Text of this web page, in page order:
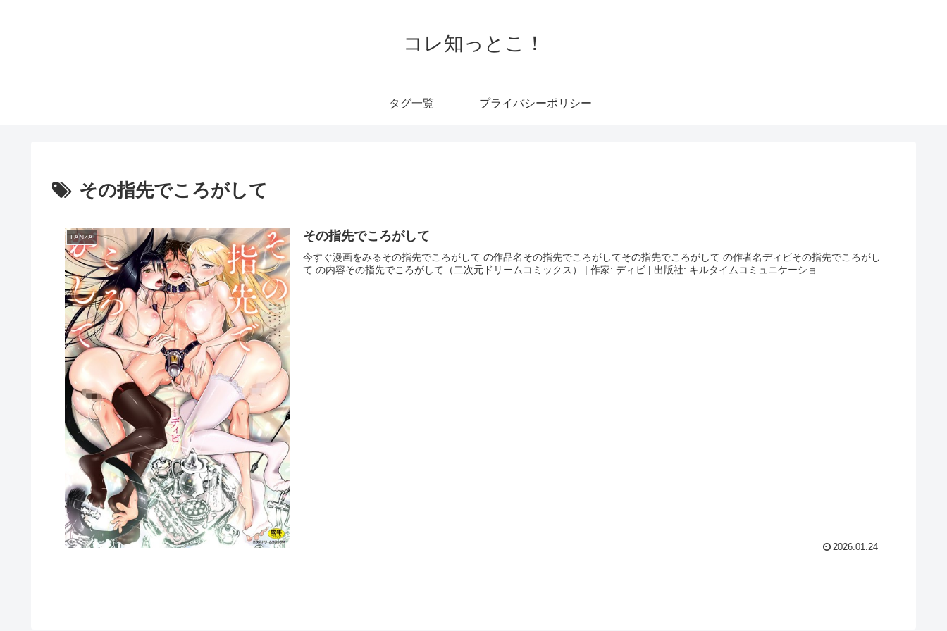
コレ知っとこ！
タグ一覧 プライバシーポリシー
その指先でころがして
FANZA その指先でころがして
今すぐ漫画をみるその指先でころがして の作品名その指先でころがしてその指先でころがして の作者名ディビその指先でころがし
て の内容その指先でころがして（二次元ドリームコミックス） | 作家: ディビ | 出版社: キルタイムコミュニケーショ...
2026.01.24